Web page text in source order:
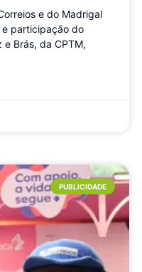
e do Madrigal
participação do
e Brás, da CPTM,
PUBLICIDADE